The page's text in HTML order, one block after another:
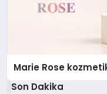
Marie Rose
Son Dakika